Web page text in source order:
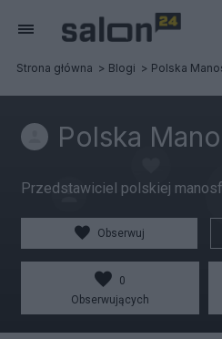
Strona główna Blogi Polska
Polska
Przedstawiciel polskiej
Obserwuj
0
Obserwujących